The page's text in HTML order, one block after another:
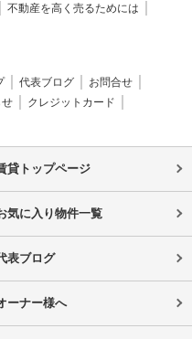
不動産を高く売るためには
代表ブログ
お問合せ
せ
クレジットカード
貸トップページ
気に入り物件一覧
表ブログ
ーナー様へ